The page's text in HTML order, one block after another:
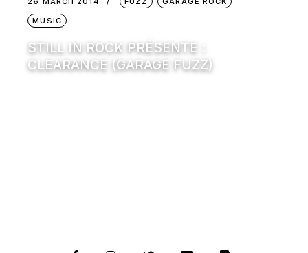
MUSIC
STILL IN ROCK PRÉSENTE :
CLEARANCE (GARAGE FUZZ)